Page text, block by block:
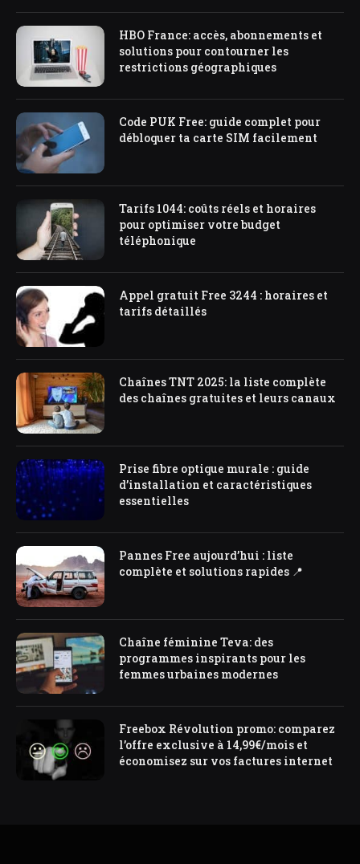
HBO France: accès, abonnements et
solutions pour contourner les
restrictions géographiques
Code PUK Free: guide complet pour
débloquer ta carte SIM facilement
Tarifs 1044: coûts réels et horaires
pour optimiser votre budget
téléphonique
Appel gratuit Free 3244 : horaires et
tarifs détaillés
Chaînes TNT 2025: la liste complète
des chaînes gratuites et leurs canaux
Prise fibre optique murale : guide
d’installation et caractéristiques
essentielles
Pannes Free aujourd’hui : liste
complète et solutions rapides 📍
Chaîne féminine Teva: des
programmes inspirants pour les
femmes urbaines modernes
Freebox Révolution promo: comparez
l’offre exclusive à 14,99€/mois et
économisez sur vos factures internet